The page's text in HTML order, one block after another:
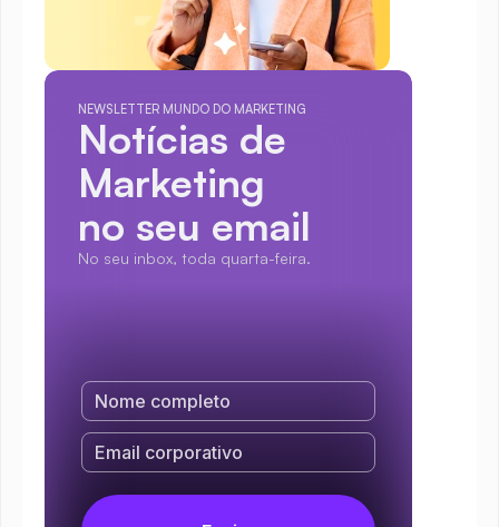
NEWSLETTER MUNDO DO MARKETING
Notícias de
Marketing
no seu email
No seu inbox, toda quarta-feira.